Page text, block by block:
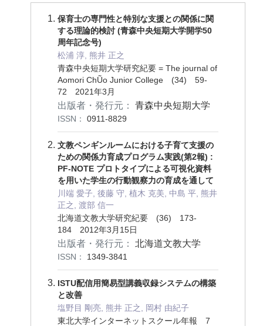
保育士の専門性と特別な支援との関係に関
する理論的検討 (青森中央短期大学開学50
周年記念号)
松浦 淳, 熊井 正之
青森中央短期大学研究紀要 = The journal of
Aomori ChŨo Junior College (34) 59-
72 2021年3月
出版者・発行元： 青森中央短期大学
ISSN： 0911-8829
文教ペンギンルームにおける子育て支援の
ための関係力育成プログラム実践(第2報) :
PF-NOTE プロトタイプによる可視化資料
を用いた学生の行動観察力の育成を通して
川端 愛子, 後藤 守, 植木 克美, 中島 平, 熊井
正之, 渡部 信一
北海道文教大学研究紀要 (36) 173-
184 2012年3月15日
出版者・発行元： 北海道文教大学
ISSN： 1349-3841
ISTU配信用簡易型講義収録システムの構築
と改善
塩野目 剛亮, 熊井 正之, 岡村 由紀子
東北大学インターネットスクール年報 7